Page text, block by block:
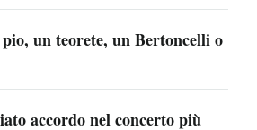
un teorete, un Bertoncelli o
accordo nel concerto più